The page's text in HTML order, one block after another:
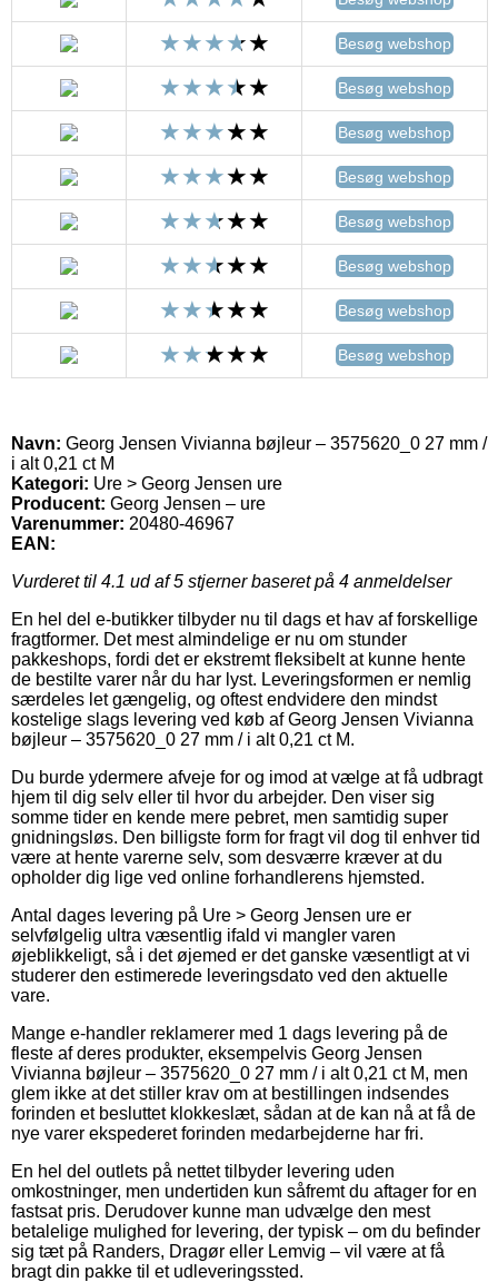
Besøg webshop
Besøg webshop
Besøg webshop
Besøg webshop
Besøg webshop
Besøg webshop
Besøg webshop
Besøg webshop
Navn: Georg Jensen Vivianna bøjleur – 3575620_0 27 mm /
i alt 0,21 ct M
Kategori: Ure > Georg Jensen ure
Producent: Georg Jensen – ure
Varenummer: 20480-46967
EAN:
Vurderet til 4.1 ud af 5 stjerner baseret på 4 anmeldelser
En hel del e-butikker tilbyder nu til dags et hav af forskellige
fragtformer. Det mest almindelige er nu om stunder
pakkeshops, fordi det er ekstremt fleksibelt at kunne hente
de bestilte varer når du har lyst. Leveringsformen er nemlig
særdeles let gængelig, og oftest endvidere den mindst
kostelige slags levering ved køb af Georg Jensen Vivianna
bøjleur – 3575620_0 27 mm / i alt 0,21 ct M.
Du burde ydermere afveje for og imod at vælge at få udbragt
hjem til dig selv eller til hvor du arbejder. Den viser sig
somme tider en kende mere pebret, men samtidig super
gnidningsløs. Den billigste form for fragt vil dog til enhver tid
være at hente varerne selv, som desværre kræver at du
opholder dig lige ved online forhandlerens hjemsted.
Antal dages levering på Ure > Georg Jensen ure er
selvfølgelig ultra væsentlig ifald vi mangler varen
øjeblikkeligt, så i det øjemed er det ganske væsentligt at vi
studerer den estimerede leveringsdato ved den aktuelle
vare.
Mange e-handler reklamerer med 1 dags levering på de
fleste af deres produkter, eksempelvis Georg Jensen
Vivianna bøjleur – 3575620_0 27 mm / i alt 0,21 ct M, men
glem ikke at det stiller krav om at bestillingen indsendes
forinden et besluttet klokkeslæt, sådan at de kan nå at få de
nye varer ekspederet forinden medarbejderne har fri.
En hel del outlets på nettet tilbyder levering uden
omkostninger, men undertiden kun såfremt du aftager for en
fastsat pris. Derudover kunne man udvælge den mest
betalelige mulighed for levering, der typisk – om du befinder
sig tæt på Randers, Dragør eller Lemvig – vil være at få
bragt din pakke til et udleveringssted.